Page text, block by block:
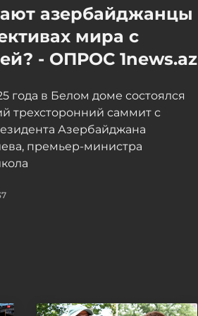
азербайджанцы
мира с
- ОПРОС 1news.az
года в Белом доме состоялся
трехсторонний саммит с
Азербайджана
премьер-министра